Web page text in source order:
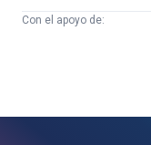
Con el apoyo de: